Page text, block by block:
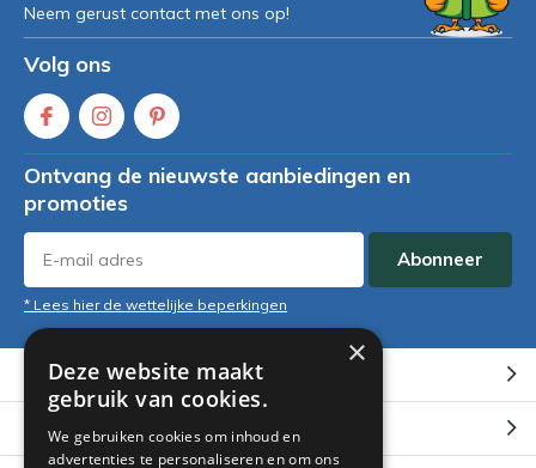
Neem gerust contact met ons op!
Volg ons
Ontvang de nieuwste aanbiedingen en
promoties
Abonneer
* Lees hier de wettelijke beperkingen
Klantenservice
Mijn account
×
Deze website maakt
gebruik van cookies.
We gebruiken cookies om inhoud en
advertenties te personaliseren en om ons